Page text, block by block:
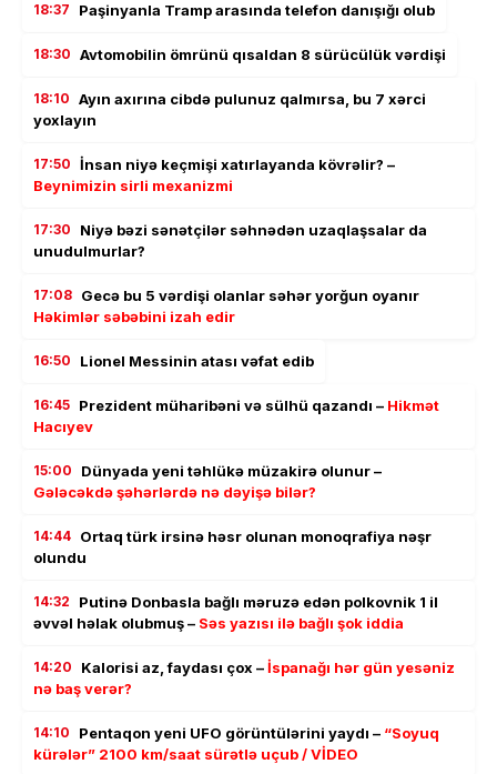
18:37 Paşinyanla Tramp arasında telefon danışığı olub
18:30 Avtomobilin ömrünü qısaldan 8 sürücülük vərdişi
18:10 Ayın axırına cibdə pulunuz qalmırsa, bu 7 xərci
yoxlayın
17:50 İnsan niyə keçmişi xatırlayanda kövrəlir? –
Beynimizin sirli mexanizmi
17:30
Niyə bəzi sənətçilər səhnədən uzaqlaşsalar da
unudulmurlar?
17:08 Gecə bu 5 vərdişi olanlar səhər yorğun oyanır
Həkimlər səbəbini izah edir
16:50 Lionel Messinin atası vəfat edib
16:45 Prezident müharibəni və sülhü qazandı – Hikmət
Hacıyev
15:00
Dünyada yeni təhlükə müzakirə olunur –
Gələcəkdə şəhərlərdə nə dəyişə bilər?
14:44 Ortaq türk irsinə həsr olunan monoqrafiya nəşr
olundu
14:32
Putinə Donbasla bağlı məruzə edən polkovnik 1 il
əvvəl həlak olubmuş – Səs yazısı ilə bağlı şok iddia
14:20 Kalorisi az, faydası çox –İspanağı hər gün yesəniz
nə baş verər?
14:10 Pentaqon yeni UFO görüntülərini yaydı – “Soyuq
kürələr” 2100 km/saat sürətlə uçub / VİDEO